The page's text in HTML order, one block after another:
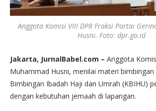
Anggota Komisi VIII DPR Fraksi Partai
Husni. Foto: dpr.go.id
Jakarta, JurnalBabel.com – Anggota
Muhammad Husni, menilai materi
Bimbingan Ibadah Haji dan Umrah (KBIHU)
dengan kebutuhan jemaah di lapangan.